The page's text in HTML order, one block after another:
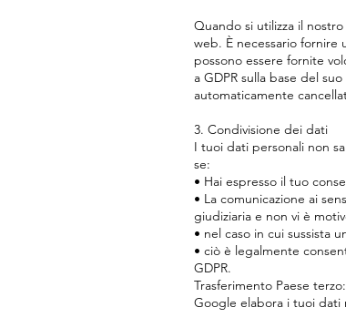
Quando si utilizza il
web. È necessario fornire
possono essere fornite
a GDPR sulla base del
automaticamente
3. Condivisione dei dati
I tuoi dati personali non
se:
• Hai espresso il tuo
• La comunicazione ai
giudiziaria e non vi è
• nel caso in cui sussista
• ciò è legalmente
GDPR.
Trasferimento Paese terzo:
Google elabora i tuoi dati